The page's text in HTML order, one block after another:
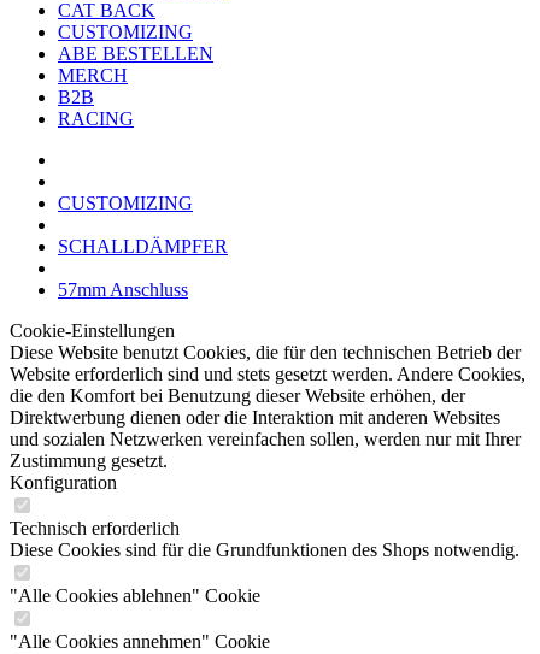
CAT BACK
CUSTOMIZING
ABE BESTELLEN
MERCH
B2B
RACING
CUSTOMIZING
SCHALLDÄMPFER
57mm Anschluss
Cookie-Einstellungen
Diese Website benutzt Cookies, die für den technischen Betrieb der
Website erforderlich sind und stets gesetzt werden. Andere Cookies,
die den Komfort bei Benutzung dieser Website erhöhen, der
Direktwerbung dienen oder die Interaktion mit anderen Websites
und sozialen Netzwerken vereinfachen sollen, werden nur mit Ihrer
Zustimmung gesetzt.
Konfiguration
Technisch erforderlich
Diese Cookies sind für die Grundfunktionen des Shops notwendig.
"Alle Cookies ablehnen" Cookie
"Alle Cookies annehmen" Cookie